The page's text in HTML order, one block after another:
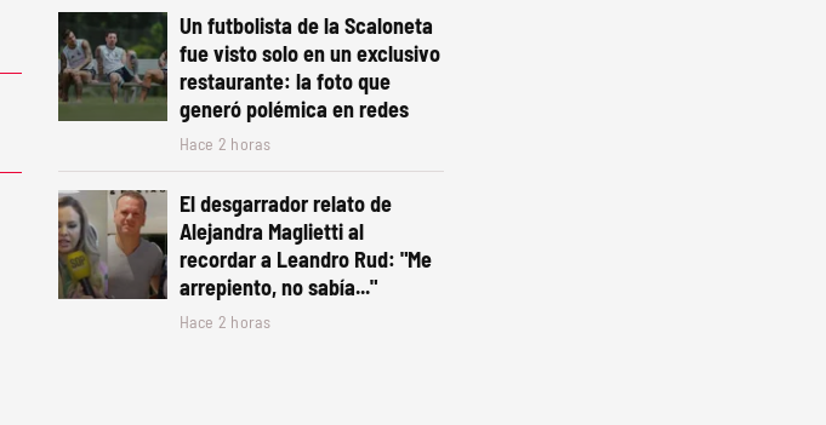
Un futbolista de la Scaloneta
fue visto solo en un exclusivo
restaurante: la foto que
generó polémica en redes
Hace 2 horas
El desgarrador relato de
Alejandra Maglietti al
recordar a Leandro Rud: "Me
arrepiento, no sabía..."
Hace 2 horas